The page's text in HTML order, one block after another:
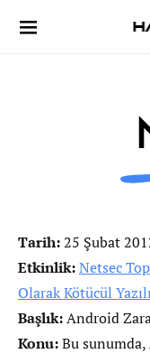
Tarih:25 Şubat
Etkinlik:Netsec
Olarak Kötücül
Başlık:Android
Konu:Bu